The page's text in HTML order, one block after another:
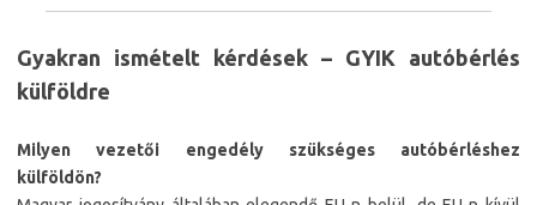
Gyakran ismételt kérdések – GYIK autóbérlés
külföldre
Milyen vezetői engedély szükséges autóbérléshez
külföldön?